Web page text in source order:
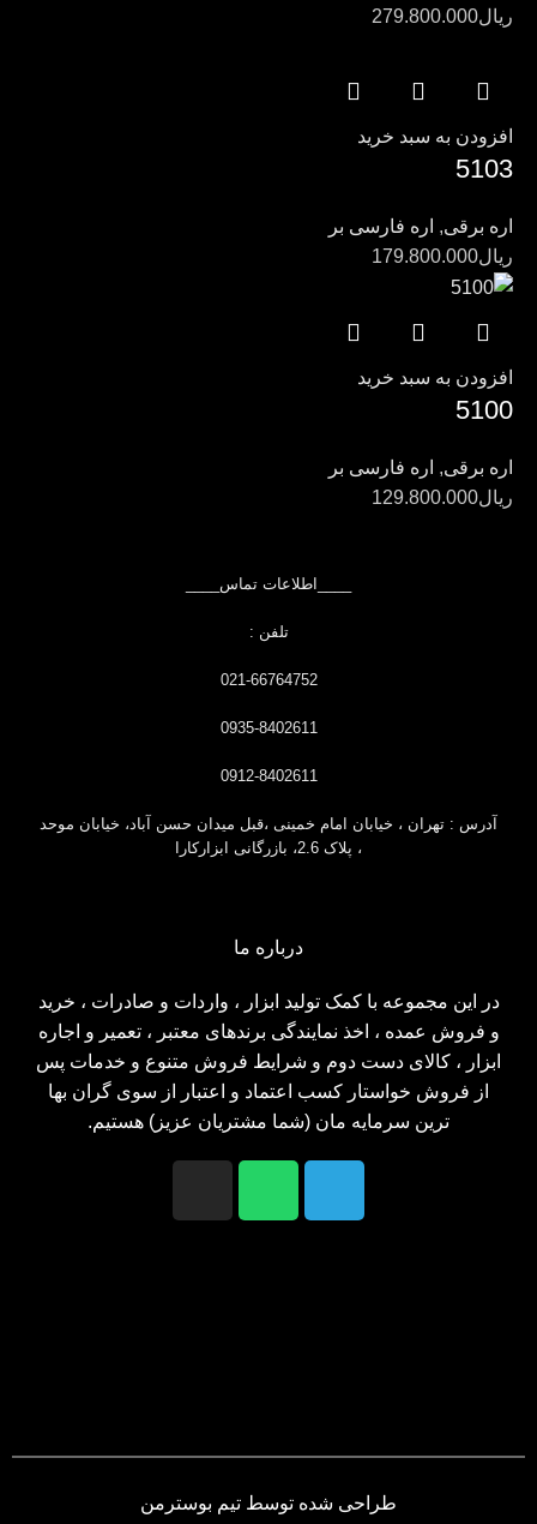
ریال279.800.000
افزودن به سبد خرید
5103
اره برقی, اره فارسی بر
ریال179.800.000
افزودن به سبد خرید
5100
اره برقی, اره فارسی بر
ریال129.800.000
____اطلاعات تماس____
تلفن :
021-66764752
0935-8402611
0912-8402611
آدرس : تهران ، خیابان امام خمینی ،قبل میدان حسن آباد، خیابان موحد
، پلاک 2.6، بازرگانی ابزارکارا
درباره ما
در این مجموعه با کمک تولید ابزار ، واردات و صادرات ، خرید
و فروش عمده ، اخذ نمایندگی برندهای معتبر ، تعمیر و اجاره
ابزار ، کالای دست دوم و شرایط فروش متنوع و خدمات پس
از فروش خواستار کسب اعتماد و اعتبار از سوی گران بها
ترین سرمایه مان (شما مشتریان عزیز) هستیم.
طراحی شده توسط تیم بوسترمن​